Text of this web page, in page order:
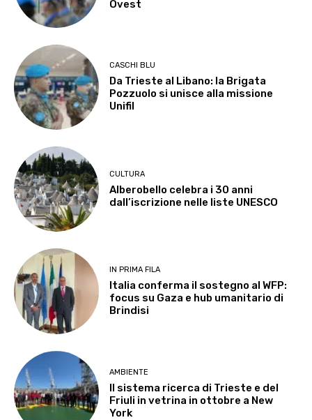
Ovest
CASCHI BLU
Da Trieste al Libano: la Brigata
Pozzuolo si unisce alla missione
Unifil
CULTURA
Alberobello celebra i 30 anni
dall’iscrizione nelle liste UNESCO
IN PRIMA FILA
Italia conferma il sostegno al WFP:
focus su Gaza e hub umanitario di
Brindisi
AMBIENTE
Il sistema ricerca di Trieste e del
Friuli in vetrina in ottobre a New
York